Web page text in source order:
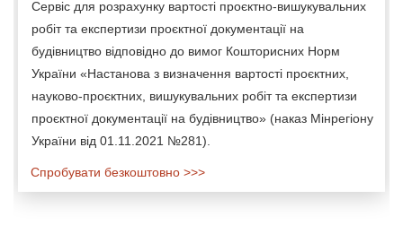
Сервіс для розрахунку вартості проєктно-вишукувальних
робіт та експертизи проєктної документації на
будівництво відповідно до вимог Кошторисних Норм
України «Настанова з визначення вартості проєктних,
науково-проєктних, вишукувальних робіт та експертизи
проєктної документації на будівництво» (наказ Мінрегіону
України від 01.11.2021 №281).
Спробувати безкоштовно >>>